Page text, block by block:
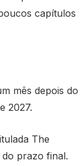
capítulos
mês depois do
2027.
The
do prazo final.